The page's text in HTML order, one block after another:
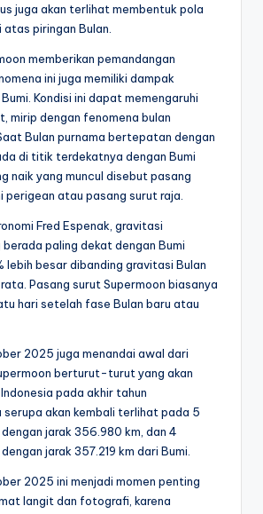
juga akan terlihat membentuk pola
piringan Bulan.
memberikan pemandangan
ini juga memiliki dampak
Kondisi ini dapat memengaruhi
mirip dengan fenomena bulan
Bulan purnama bertepatan dengan
di titik terdekatnya dengan Bumi
naik yang muncul disebut pasang
perigean atau pasang surut raja.
Fred Espenak, gravitasi
berada paling dekat dengan Bumi
lebih besar dibanding gravitasi Bulan
Pasang surut Supermoon biasanya
hari setelah fase Bulan baru atau
2025 juga menandai awal dari
berturut-turut yang akan
pada akhir tahun
serupa akan kembali terlihat pada 5
jarak 356.980 km, dan 4
jarak 357.219 km dari Bumi.
2025 ini menjadi momen penting
langit dan fotografi, karena